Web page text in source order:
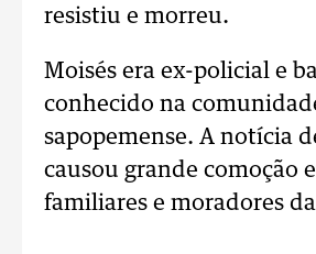
resistiu e morreu.
Moisés era ex-policial e
conhecido na
sapopemense. A notícia
causou grande comoção
familiares e moradores